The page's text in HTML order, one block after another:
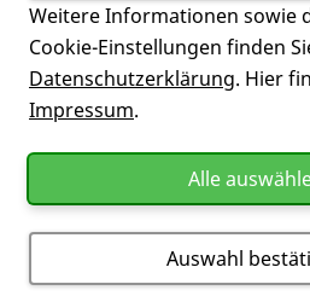
Weitere Informationen sowie
Cookie-Einstellungen finden
Datenschutzerklärung. Hier
Impressum.
Alle
Auswahl